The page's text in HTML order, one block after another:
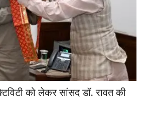
को लेकर सांसद डॉ. रावत की